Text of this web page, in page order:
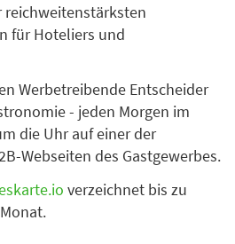
reichweitenstärksten
für Hoteliers und
Werbetreibende Entscheider
- jeden Morgen im
die Uhr auf einer der
Webseiten des Gastgewerbes.
verzeichnet bis zu